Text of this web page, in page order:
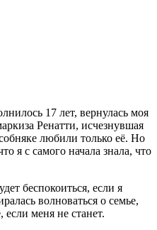
17 лет, вернулась моя
Ренатти, исчезнувшая
любили только её. Но
я с самого начала знала, что
беспокоиться, если я
волноваться о семье,
если меня не станет.